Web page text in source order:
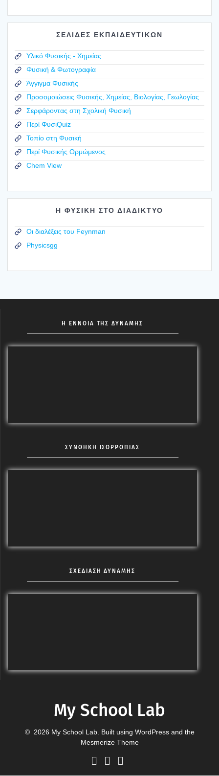
ΣΕΛΙΔΕΣ ΕΚΠΑΙΔΕΥΤΙΚΩΝ
Υλικό Φυσικής - Χημείας
Φυσική & Φωτογραφία
Άγγιγμα Φυσικής
Προσομοιώσεις Φυσικής, Χημείας, Βιολογίας, Γεωλογίας
Σερφάροντας στη Σχολική Φυσική
Περί ΦυσιQuiz
Τοπίο στη Φυσική
Περί Φυσικής Ορμώμενος
Chem View
Η ΦΥΣΙΚΗ ΣΤΟ ΔΙΑΔΙΚΤΥΟ
Οι διαλέξεις του Feynman
Physicsgg
Η ΕΝΝΟΙΑ ΤΗΣ ΔΥΝΑΜΗΣ
ΣΥΝΘΗΚΗ ΙΣΟΡΡΟΠΙΑΣ
ΣΧΕΔΙΑΣΗ ΔΥΝΑΜΗΣ
My School Lab
© 2026 My School Lab. Built using WordPress and the
Mesmerize Theme